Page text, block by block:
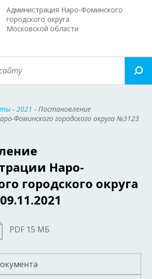
Администрация Наро-Фоминского
городского округа
Московской области
- 2021 - Постановление
Фоминского городского округа №3123
Наро-
городского округа
PDF 15 МБ